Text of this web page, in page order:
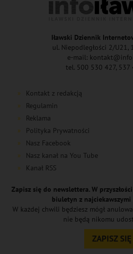
Iławski Dziennik
ul. Niepodległości 2/U21,
e-mail:
tel. 500 530 427, 537
Kontakt z redakcją
Regulamin
Reklama
Polityka Prywatności
Nasz Facebook
Nasz kanał na You Tube
Kanał RSS
Zapisz się do newslettera. W
biuletyn z
W każdej chwili będziesz mógł
nie będą nikomu
ZAPISZ SIĘ